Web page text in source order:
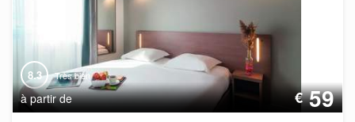
8.3 Très bien
à partir de €59